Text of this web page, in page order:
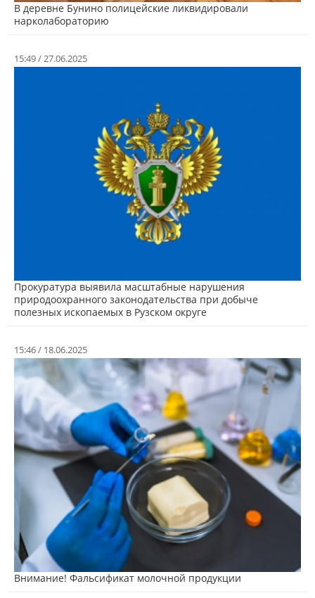
В деревне Бунино полицейские ликвидировали
нарколабораторию
15:49 / 27.06.2025
Прокуратура выявила масштабные нарушения
природоохранного законодательства при добыче
полезных ископаемых в Рузском округе
15:46 / 18.06.2025
Внимание! Фальсификат молочной продукции